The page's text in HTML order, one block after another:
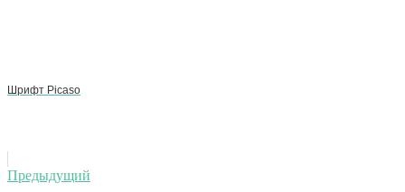
Шрифт Picaso
Навигация
Предыдущий